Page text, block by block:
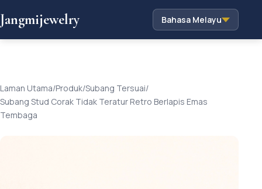
Jangmijewelry Bahasa Melayu
Laman Utama/Produk/Subang Tersuai/
Subang Stud Corak Tidak Teratur Retro Berlapis Emas
Tembaga